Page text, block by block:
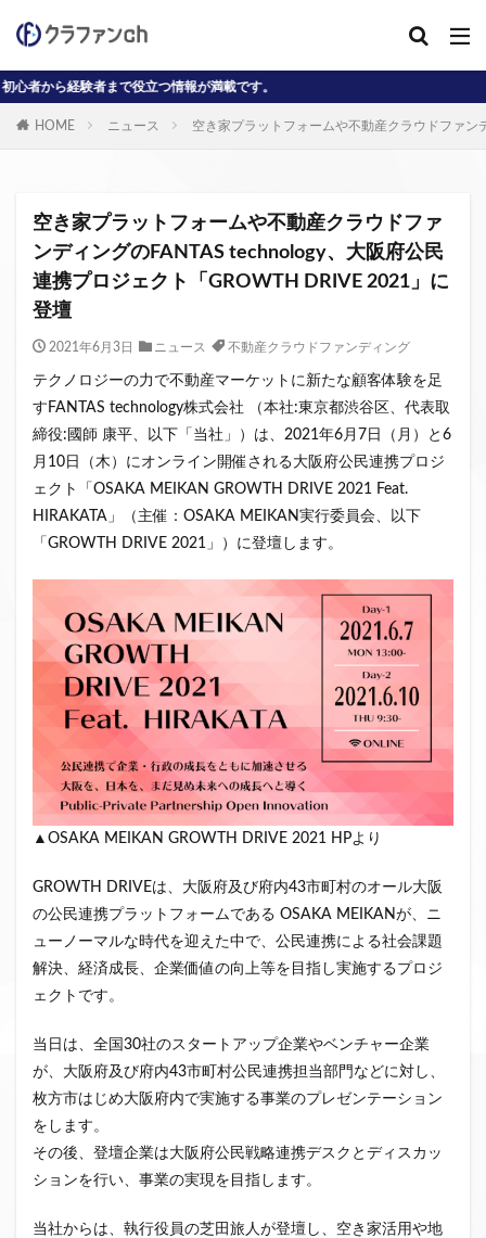
まで役立つ情報が満載です。
HOME ニュース 空き家プラットフォームや不動産クラウドファ
空き家プラットフォームや不動産クラウドファ
ンディングのFANTAS technology、大阪府公民
連携プロジェクト「GROWTH DRIVE 2021」に
登壇
2021年6月3日 ニュース 不動産クラウドファンディング
テクノロジーの力で不動産マーケットに新たな顧客体験を足
すFANTAS technology株式会社 （本社:東京都渋谷区、代表取
締役:國師 康平、以下「当社」）は、2021年6月7日（月）と6
月10日（木）にオンライン開催される大阪府公民連携プロジ
ェクト「OSAKA MEIKAN GROWTH DRIVE 2021 Feat.
HIRAKATA」（主催：OSAKA MEIKAN実行委員会、以下
「GROWTH DRIVE 2021」）に登壇します。
▲OSAKA MEIKAN GROWTH DRIVE 2021 HPより
GROWTH DRIVEは、大阪府及び府内43市町村のオール大阪
の公民連携プラットフォームである OSAKA MEIKANが、ニ
ューノーマルな時代を迎えた中で、公民連携による社会課題
解決、経済成長、企業価値の向上等を目指し実施するプロジ
ェクトです。
当日は、全国30社のスタートアップ企業やベンチャー企業
が、大阪府及び府内43市町村公民連携担当部門などに対し、
枚方市はじめ大阪府内で実施する事業のプレゼンテーション
をします。
その後、登壇企業は大阪府公民戦略連携デスクとディスカッ
ションを行い、事業の実現を目指します。
当社からは、執行役員の芝田旅人が登壇し、空き家活用や地
カテゴリー
AD J-reit reit インタビュー動画
クラウドファンディングコラム
クラウファンディングコラム ソーシャル
デジタル証券
不動産クラウドファンディング・オブ・ザ・イヤー
不動産クラウドファンディング協会 不特法
事業者向け 元本割れ 動画 匿名組合
投資家向け 用語解説 系統用蓄電池
クラウドファンディング新規参入
小規模不動産特定共同事業 事業者一覧
融資型クラウドファンディング
不動産クラウドファンディング
不動産特定共同事業法 非投資型クラウドファンディング
グローシップ・パートナーズ CrowdShip Funding
意識調査 市場調査 セミナー アンケート
特例事業 CrowdShip Lending ファンド募集開始
キャンペーン CrowdFunding Channel
ソーシャルレンディング お役立ち情報 分配実績
インタビュー サービス提供開始
ファンド募集完了 登録受付開始 買取保証
ファンド募集終了
運用実績 イベント出展 セキュリティトークン
日本不動産クラウドファンディング協会
検索